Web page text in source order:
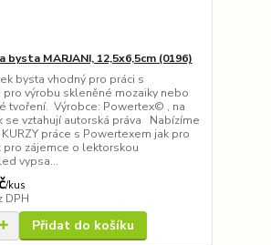
bysta MARJANI, 12,5x6,5cm (0196)
bysta vhodný pro práci s
výrobu skleněné mozaiky nebo
tvoření. Výrobce: Powertex© , na
se vztahují autorská práva Nabízíme
práce s Powertexem jak pro
pro zájemce o lektorskou
vypsa...
/kus
DPH
Přidat do košíku